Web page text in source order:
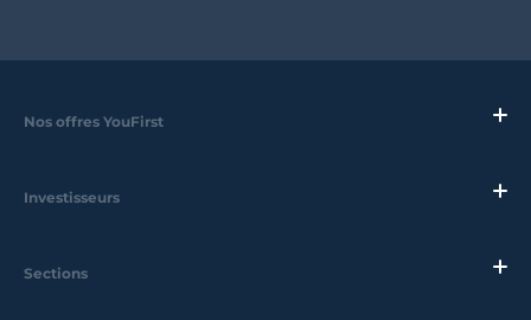
Nos offres YouFirst
Investisseurs
Sections